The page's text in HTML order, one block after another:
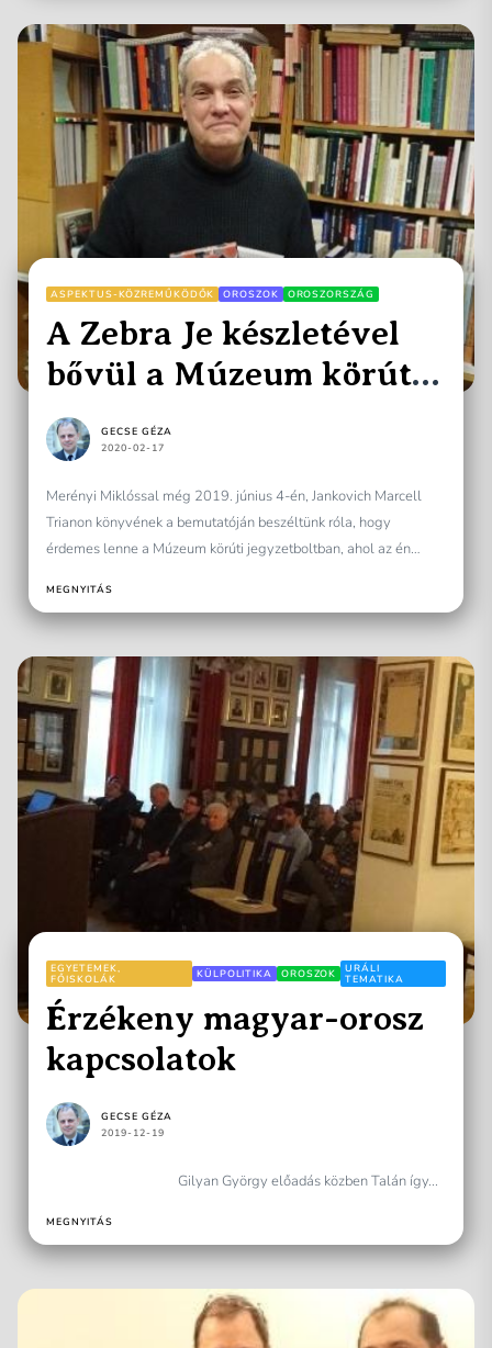
ASPEKTUS-KÖZREMŰKÖDŐK OROSZOK OROSZORSZÁG
A Zebra Je készletével
bővül a Múzeum körúti
jegyzetbolt kínálata!
GECSE GÉZA
2020-02-17
Merényi Miklóssal még 2019. június 4-én, Jankovich Marcell
Trianon könyvének a bemutatóján beszéltünk róla, hogy
érdemes lenne a Múzeum körúti jegyzetboltban, ahol az én
MEGNYITÁS
EGYETEMEK,
FŐISKOLÁK
KÜLPOLITIKA OROSZOK
URÁLI
TEMATIKA
Érzékeny magyar-orosz
kapcsolatok
GECSE GÉZA
2019-12-19
Gilyan György előadás közben Talán így...
MEGNYITÁS